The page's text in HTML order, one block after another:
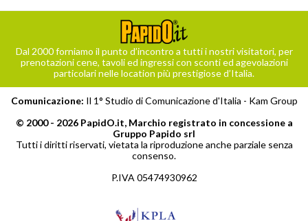
Dal 2000 forniamo il punto d’incontro a tutti i nostri visitatori, per
prenotazioni cene, tavoli ed ingressi con sconti ed agevolazioni
particolari nelle location più prestigiose d’Italia.
Comunicazione: Il 1° Studio di Comunicazione d'Italia - Kam Group
© 2000 - 2026 PapidO.it, Marchio registrato in concessione a
Gruppo Papido srl
Tutti i diritti riservati, vietata la riproduzione anche parziale senza
consenso.
P.IVA 05474930962